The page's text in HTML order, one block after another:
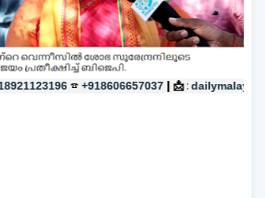
☎ +918606657037|📩: